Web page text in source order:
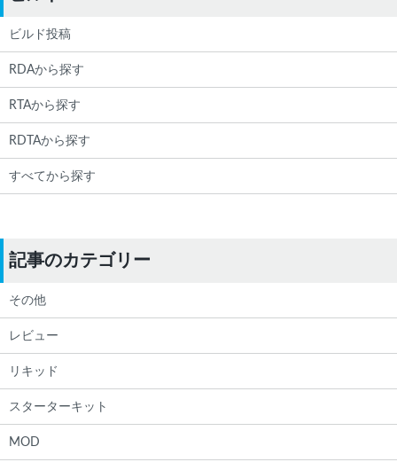
ビルド投稿
RDAから探す
RTAから探す
RDTAから探す
すべてから探す
記事のカテゴリー
その他
レビュー
リキッド
スターターキット
MOD